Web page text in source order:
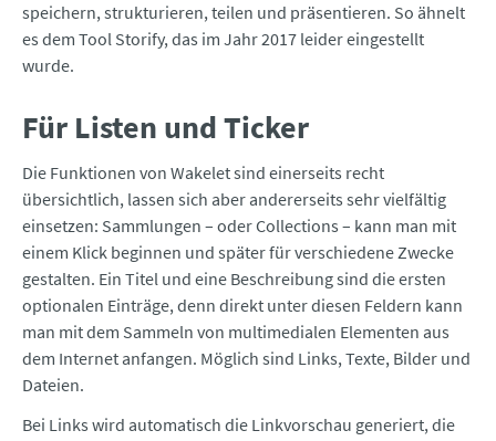
speichern, strukturieren, teilen und präsentieren. So ähnelt
es dem Tool Storify, das im Jahr 2017 leider eingestellt
wurde.
Für Listen und Ticker
Die Funktionen von Wakelet sind einerseits recht
übersichtlich, lassen sich aber andererseits sehr vielfältig
einsetzen: Sammlungen – oder Collections – kann man mit
einem Klick beginnen und später für verschiedene Zwecke
gestalten. Ein Titel und eine Beschreibung sind die ersten
optionalen Einträge, denn direkt unter diesen Feldern kann
man mit dem Sammeln von multimedialen Elementen aus
dem Internet anfangen. Möglich sind Links, Texte, Bilder und
Dateien.
Bei Links wird automatisch die Linkvorschau generiert, die